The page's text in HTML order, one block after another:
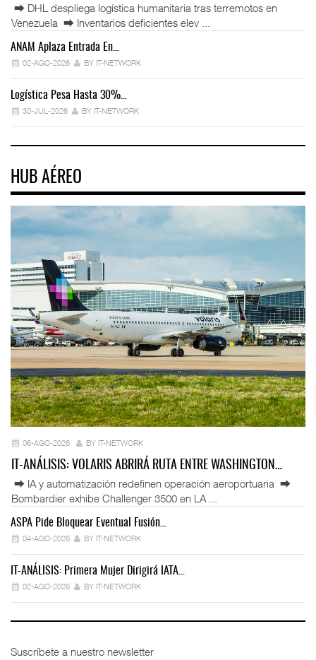
⮕ DHL despliega logística humanitaria tras terremotos en
Venezuela ⮕ Inventarios deficientes elev ...
ANAM Aplaza Entrada En…
02-AGO-2026 BY IT-NETWORK
Logística Pesa Hasta 30%…
30-JUL-2026 BY IT-NETWORK
HUB AÉREO
06-AGO-2026 BY IT-NETWORK
IT-ANÁLISIS: VOLARIS ABRIRÁ RUTA ENTRE WASHINGTON…
⮕ IA y automatización redefinen operación aeroportuaria ⮕
Bombardier exhibe Challenger 3500 en LA ...
ASPA Pide Bloquear Eventual Fusión…
04-AGO-2026 BY IT-NETWORK
IT-ANÁLISIS: Primera Mujer Dirigirá IATA…
02-AGO-2026 BY IT-NETWORK
Suscríbete a nuestro newsletter